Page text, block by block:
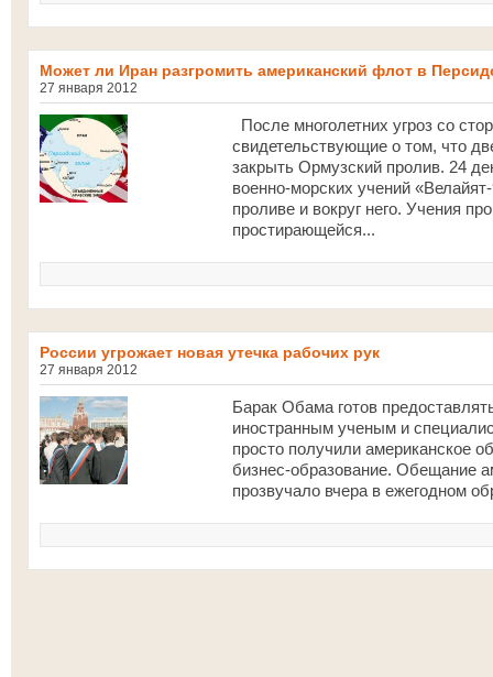
Может ли Иран разгромить американский флот в
27 января 2012
После многолетних угроз со
свидетельствующие о том, что
закрыть Ормузский пролив. 24
военно-морских учений
проливе и вокруг него. Учения
простирающейся...
России угрожает новая утечка рабочих рук
27 января 2012
Барак Обама готов
иностранным ученым и
просто получили американское
бизнес-образование. Обещание
прозвучало вчера в ежегодном